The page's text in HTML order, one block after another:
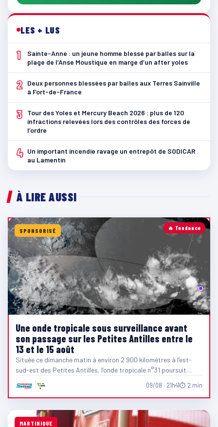
LES + LUS
1
Sainte-Anne : un jeune homme blessé par balles sur la
plage de l’Anse Moustique en marge d’un after yoles
2
Deux personnes blessées par balles aux Terres Sainville
à Fort-de-France
3
Tour des Yoles et Mercury Beach 2026 : plus de 120
infractions relevées lors des contrôles des forces de
l’ordre
4 Un important incendie ravage un entrepôt de SODICAR
au Lamentin
À LIRE AUSSI
🔥 Tendance
SPONSORISÉ
Une onde tropicale sous surveillance avant
son passage sur les Petites Antilles entre le
13 et le 15 août
Située ce dimanche matin à environ 2 900 kilomètres à l’est-
sud-est des Petites Antilles, l’onde tropicale n°31 poursuit…
09/08 · 21h41⏱ 2 min
MARTINIQUE